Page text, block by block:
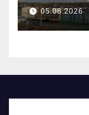
05.08.2026